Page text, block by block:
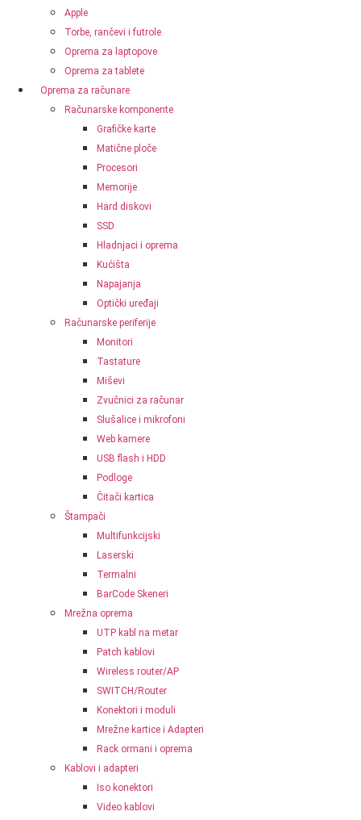
Apple
Torbe, rančevi i futrole
Oprema za laptopove
Oprema za tablete
Oprema za računare
Računarske komponente
Grafičke karte
Matične ploče
Procesori
Memorije
Hard diskovi
SSD
Hladnjaci i oprema
Kućišta
Napajanja
Optički uređaji
Računarske periferije
Monitori
Tastature
Miševi
Zvučnici za računar
Slušalice i mikrofoni
Web kamere
USB flash i HDD
Podloge
Čitači kartica
Štampači
Multifunkcijski
Laserski
Termalni
BarCode Skeneri
Mrežna oprema
UTP kabl na metar
Patch kablovi
Wireless router/AP
SWITCH/Router
Konektori i moduli
Mrežne kartice i Adapteri
Rack ormani i oprema
Kablovi i adapteri
Iso konektori
Video kablovi